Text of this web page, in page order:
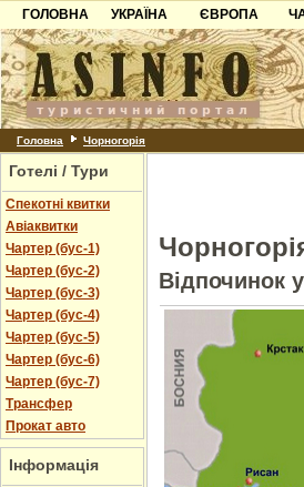
ГОЛОВНА
УКРАЇНА
Карпати
Азов
Причорноморря
Шацьк
ЄВРОПА
Чорногорія
Хорватія
Болгарія
Головна Чорногорія
Готелі / Тури
Спекотні квитки
Авіаквитки
Чартер (бус-1)
Чартер (бус-2)
Чартер (бус-3)
Чартер (бус-4)
Чартер (бус-5)
Чартер (бус-6)
Чартер (бус-7)
Трансфер
Прокат авто
Інформація
Відпочинок